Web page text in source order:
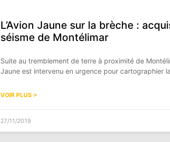
L’Avion Jaune sur la brèche :
séisme de Montélimar
Suite au tremblement de terre à proximité de
Jaune est intervenu en urgence pour cartographier
VOIR PLUS >
27/11/2019